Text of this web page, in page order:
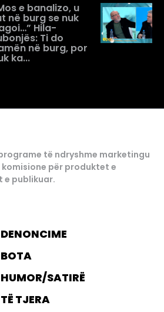
e banalizo, u
në burg se nuk
Hila-
Ti do
në burg, por
ka...
të ndryshme marketingu
për produktet e
e publikuar.
DENONCIME
BOTA
HUMOR/SATIRË
TË TJERA